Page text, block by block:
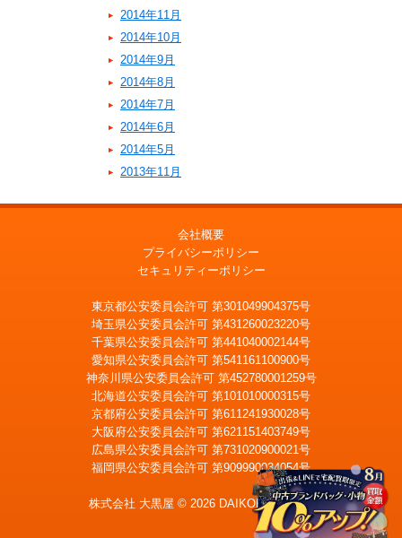
2014年11月
2014年10月
2014年9月
2014年8月
2014年7月
2014年6月
2014年5月
2013年11月
会社概要
プライバシーポリシー
セキュリティーポリシー
東京都公安委員会許可 第301049904375号
埼玉県公安委員会許可 第431260023220号
千葉県公安委員会許可 第441040002144号
愛知県公安委員会許可 第541161100900号
神奈川県公安委員会許可 第452780001259号
北海道公安委員会許可 第101010000315号
京都府公安委員会許可 第611241930028号
大阪府公安委員会許可 第621151403749号
広島県公安委員会許可 第731020900021号
福岡県公安委員会許可 第909990034054号
株式会社 大黒屋 © 2026 DAIKOKUYA, Inc.